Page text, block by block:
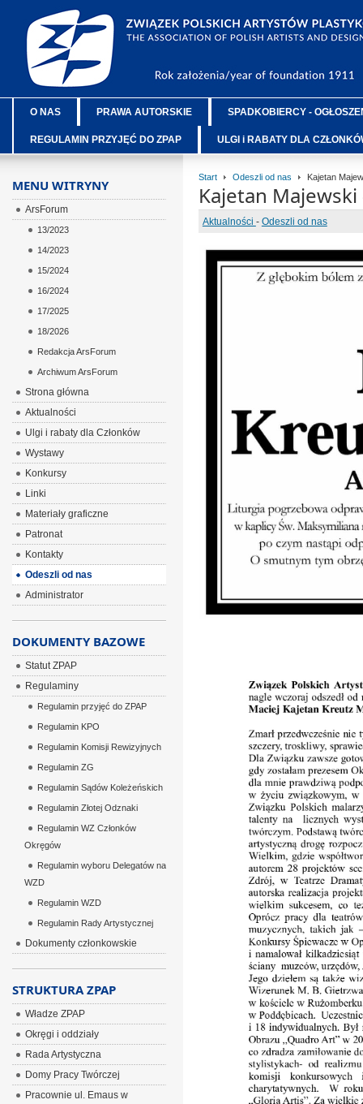
O NAS PRAWA AUTORSKIE SPADKOBIERCY -
REGULAMIN PRZYJĘĆ DO ZPAP ULGI i RABATY DLA
Start Odeszli od nas Kajetan
Kajetan
Aktualności - Odeszli od nas
MENU WITRYNY
ArsForum
13/2023
14/2023
15/2024
16/2024
17/2025
18/2026
Redakcja ArsForum
Archiwum ArsForum
Strona główna
Aktualności
Ulgi i rabaty dla Członków
Wystawy
Konkursy
Linki
Materiały graficzne
Patronat
Kontakty
Odeszli od nas
Administrator
DOKUMENTY BAZOWE
Statut ZPAP
Regulaminy
Regulamin przyjęć do ZPAP
Regulamin KPO
Regulamin Komisji Rewizyjnych
Regulamin ZG
Regulamin Sądów Koleżeńskich
Regulamin Złotej Odznaki
Regulamin WZ Członków
Okręgów
Regulamin wyboru Delegatów na
WZD
Regulamin WZD
Regulamin Rady Artystycznej
Dokumenty członkowskie
STRUKTURA ZPAP
Władze ZPAP
Okręgi i oddziały
Rada Artystyczna
Domy Pracy Twórczej
Pracownie ul. Emaus w